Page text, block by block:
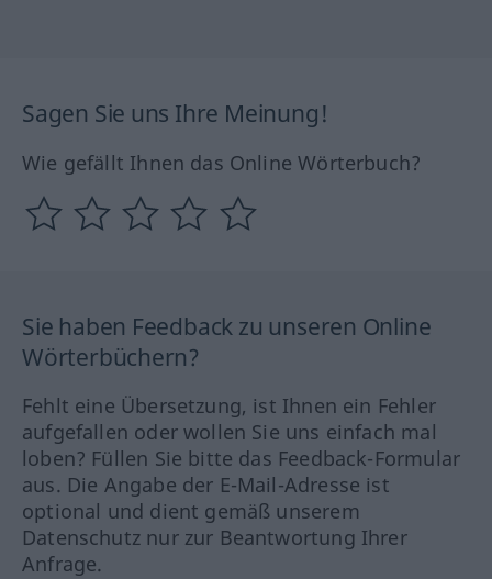
Sagen Sie uns Ihre Meinung!
Wie gefällt Ihnen das Online Wörterbuch?
Sie haben Feedback zu unseren Online
Wörterbüchern?
Fehlt eine Übersetzung, ist Ihnen ein Fehler
aufgefallen oder wollen Sie uns einfach mal
loben? Füllen Sie bitte das Feedback-Formular
aus. Die Angabe der E-Mail-Adresse ist
optional und dient gemäß unserem
Datenschutz nur zur Beantwortung Ihrer
Anfrage.